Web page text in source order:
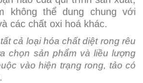
không thể dung chung với
các chất oxi hoá khác.
cả loại hóa chất diệt rong rêu
chọn sản phẩm và liều lượng
vào hiện trạng rong, tảo có